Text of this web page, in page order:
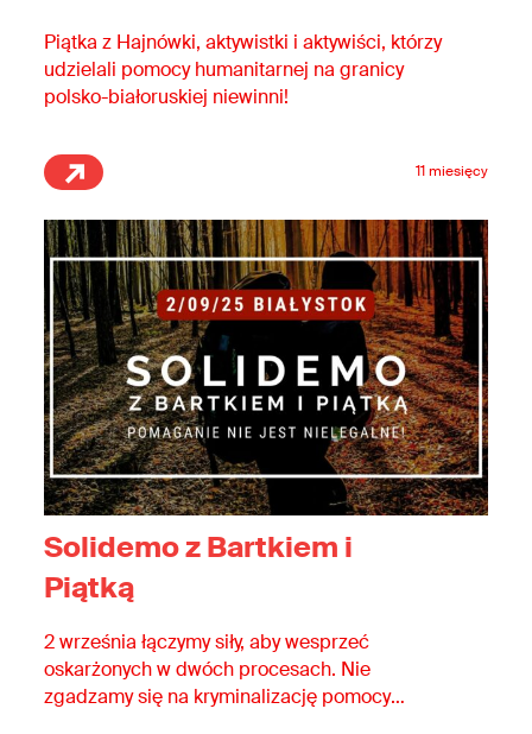
Piątka z Hajnówki, aktywistki i aktywiści, którzy
udzielali pomocy humanitarnej na granicy
polsko-białoruskiej niewinni!
11 miesięcy
Solidemo z Bartkiem i
Piątką
2 września łączymy siły, aby wesprzeć
oskarżonych w dwóch procesach. Nie
zgadzamy się na kryminalizację pomocy